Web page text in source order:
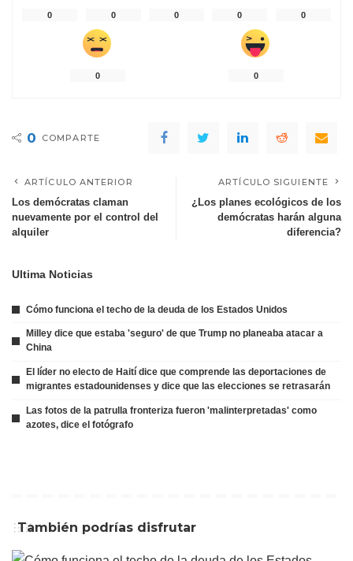
0 0 0 0 0
0 0
0 COMPARTE
ARTÍCULO ANTERIOR
Los demócratas claman
nuevamente por el control del
alquiler
ARTÍCULO SIGUIENTE
¿Los planes ecológicos de los
demócratas harán alguna
diferencia?
Ultima Noticias
Cómo funciona el techo de la deuda de los Estados Unidos
Milley dice que estaba 'seguro' de que Trump no planeaba atacar a
China
El líder no electo de Haití dice que comprende las deportaciones de
migrantes estadounidenses y dice que las elecciones se retrasarán
Las fotos de la patrulla fronteriza fueron 'malinterpretadas' como
azotes, dice el fotógrafo
También podrías disfrutar